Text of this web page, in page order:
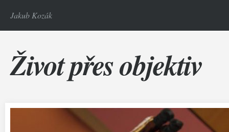
Jakub Kozák
Život přes objektiv